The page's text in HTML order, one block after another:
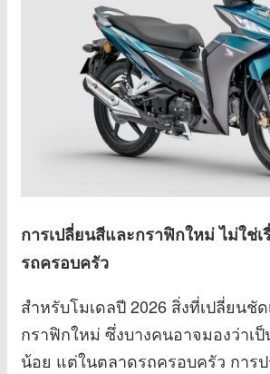
การเปลี่ยนสีและกราฟิกใหม่ ไม่ใช่เ
รถครอบครัว
สำหรับโมเดลปี 2026 สิ่งที่เปลี่ยนชั
กราฟิกใหม่ ซึ่งบางคนอาจมองว่าเป็
น้อย แต่ในตลาดรถครอบครัว การ